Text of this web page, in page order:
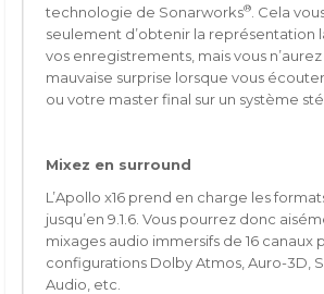
technologie de Sonarworks®
. Cela
seulement d’obtenir la représentation
vos enregistrements, mais vous
mauvaise surprise lorsque vous
ou votre master final sur un système
Mixez en surround
L’Apollo x16 prend en charge les
jusqu’en 9.1.6. Vous pourrez donc
mixages audio immersifs de 16 canaux
configurations Dolby Atmos, Auro-3D,
Audio, etc.